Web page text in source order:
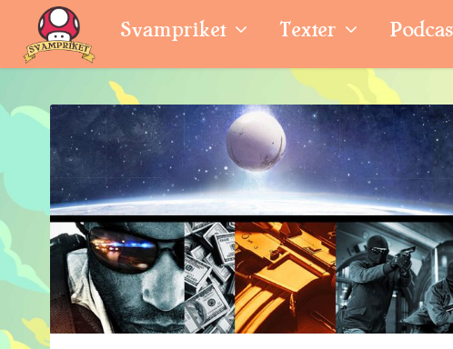
Svampriket Texter